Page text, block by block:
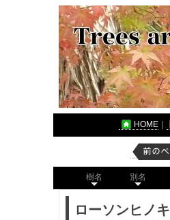
HOME
樹名 別名
ローソンヒノキ